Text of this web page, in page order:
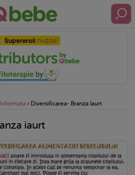
› Diversificarea- Branza Iaurt
iaurt